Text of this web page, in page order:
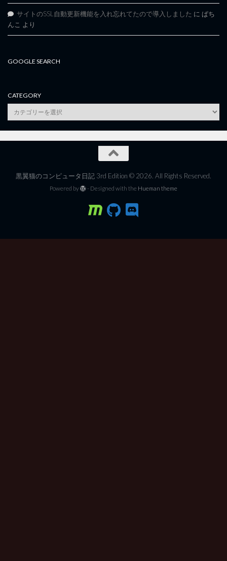
サイトのSSL自動更新機能を入れ忘れてたので導入しました に ぱち
んこ より
GOOGLE SEARCH
CATEGORY
category
黒翼猫のコンピュータ日記 3rd Edition © 2026. All Rights Reserved.
Powered by - Designed with the Hueman theme